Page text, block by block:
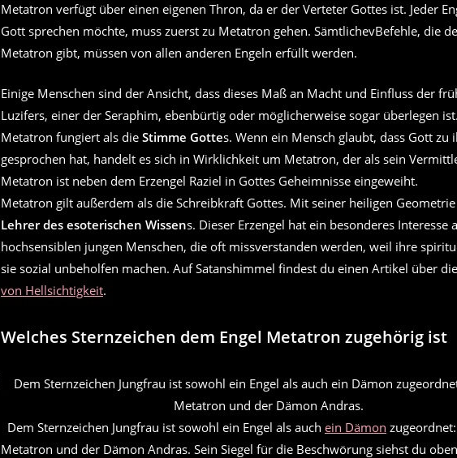
Metatron verfügt über einen eigenen Thron, da er der Verteter Gottes ist. Jeder
Gott sprechen möchte, muss zuerst zu Metatron gehen. SämtlichevBefehle, die
Metatron gibt, müssen von allen anderen Engeln erfüllt werden.
Einige Menschen sind der Ansicht, dass dieses Maß an Macht und Einfluss der
Luzifers, einer der Seraphim, ebenbürtig oder möglicherweise sogar überlegen ist.
Metatron fungiert als die Stimme Gottes. Wenn ein Mensch glaubt, dass Gott zu
gesprochen hat, handelt es sich in Wirklichkeit um Metatron, der als sein
Metatron ist neben dem Erzengel Raziel in Gottes Geheimnisse eingeweiht.
Metatron gilt außerdem als die Schreibkraft Gottes. Mit seiner heiligen
Lehrer des esoterischen Wissens. Dieser Erzengel hat ein besonderes Interesse
hochsensiblen jungen Menschen, die oft missverstanden werden, weil ihre
sie sozial unbeholfen machen. Auf Satanshimmel findest du einen Artikel über die
von Hellsichtigkeit.
Welches Sternzeichen dem Engel Metatron zugehörig ist
Dem Sternzeichen Jungfrau ist sowohl ein Engel als auch ein Dämon
Metatron und der Dämon Andras. Sein Siegel für die Beschwörung siehst du